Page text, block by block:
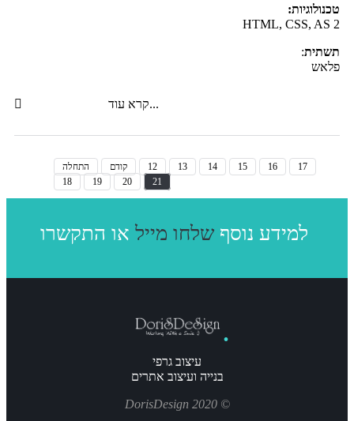
טכנולוגיות:
2 HTML, CSS, AS
תשתית:
פלאש
קרא עוד...
התחלה קודם 12 13 14 15 16
17
18
19 20 21
למידע נוסף שלחו מייל
עיצוב גרפי
בנייה ועיצוב אתרים
© 2020 DorisDesign